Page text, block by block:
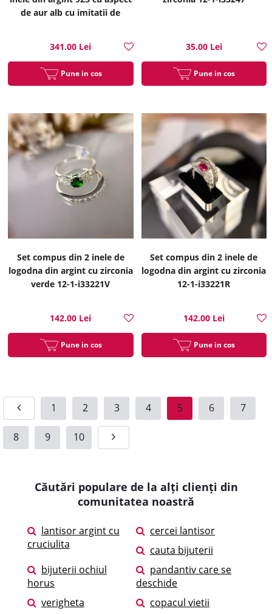
de aur alb cu imitatii de
341.00 Lei
Pune in cos
35.00 Lei
Pune in cos
Set compus din 2 inele de
logodna din argint cu zirconia
verde 12-1-i33221V
142.00 Lei
Pune in cos
Set compus din 2 inele de
logodna din argint cu zirconia
12-1-i33221R
142.00 Lei
Pune in cos
1 2 3 4 5 6 7
8 9 10
Căutări populare de la alți clienți din
comunitatea noastră
lantisor argint cu
cruciulita
cercei lantisor
cauta bijuterii
bijuterii ochiul
horus
pandantiv care se
deschide
verigheta
copacul vietii